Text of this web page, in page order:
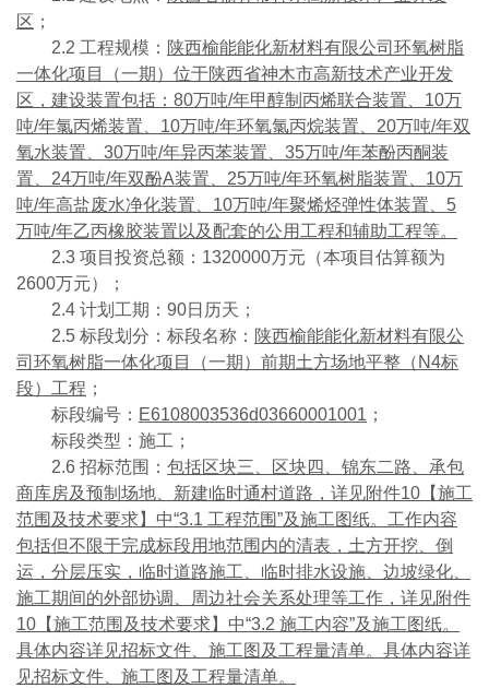
区 ；
2.2 工程规模： 陕西榆能能化新材料有限公司环氧树脂
一体化项目（一期）位于陕西省神木市高新技术产业开发
区，建设装置包括：80万吨/年甲醇制丙烯联合装置、10万
吨/年氯丙烯装置、10万吨/年环氧氯丙烷装置、20万吨/年双
氧水装置、30万吨/年异丙苯装置、35万吨/年苯酚丙酮装
置、24万吨/年双酚A装置、25万吨/年环氧树脂装置、10万
吨/年高盐废水净化装置、10万吨/年聚烯烃弹性体装置、5
万吨/年乙丙橡胶装置以及配套的公用工程和辅助工程等。
2.3 项目投资总额：1320000万元（本项目估算额为
2600万元）；
2.4 计划工期：90日历天；
2.5 标段划分：标段名称： 陕西榆能能化新材料有限公
司环氧树脂一体化项目（一期）前期土方场地平整（N4标
段）工程 ；
标段编号： E6108003536d03660001001 ；
标段类型：施工；
2.6 招标范围： 包括区块三、区块四、锦东二路、承包
商库房及预制场地、新建临时通村道路，详见附件10【施工
范围及技术要求】中“3.1 工程范围”及施工图纸。工作内容
包括但不限于完成标段用地范围内的清表，土方开挖、倒
运，分层压实，临时道路施工、临时排水设施、边坡绿化、
施工期间的外部协调、周边社会关系处理等工作，详见附件
10【施工范围及技术要求】中“3.2 施工内容”及施工图纸。
具体内容详见招标文件、施工图及工程量清单。具体内容详
见招标文件、施工图及工程量清单。